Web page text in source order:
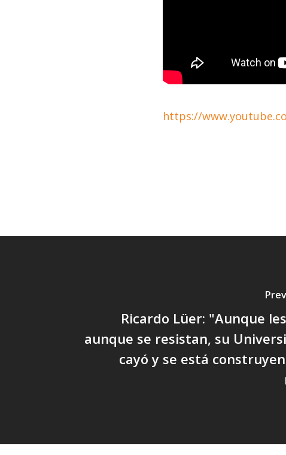
https://
Ricardo Lüer: "Aunque
aunque se resistan, su
cayó y se está